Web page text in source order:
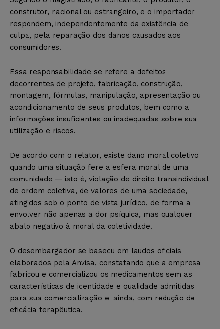
construtor, nacional ou estrangeiro, e o importador
respondem, independentemente da existência de
culpa, pela reparação dos danos causados aos
consumidores.
Essa responsabilidade se refere a defeitos
decorrentes de projeto, fabricação, construção,
montagem, fórmulas, manipulação, apresentação ou
acondicionamento de seus produtos, bem como a
informações insuficientes ou inadequadas sobre sua
utilização e riscos.
De acordo com o relator, existe dano moral coletivo
quando uma situação fere a esfera moral de uma
comunidade — isto é, violação de direito transindividual
de ordem coletiva, de valores de uma sociedade,
atingidos sob o ponto de vista jurídico, de forma a
envolver não apenas a dor psíquica, mas qualquer
abalo negativo à moral da coletividade.
O desembargador se baseou em laudos oficiais
elaborados pela Anvisa, constatando que a empresa
fabricou e comercializou os medicamentos sem as
características de identidade e qualidade admitidas
para sua comercialização e, ainda, com redução de
eficácia terapêutica.